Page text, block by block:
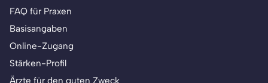
FAQ für Praxen
Basisangaben
Online-Zugang
Stärken-Profil
Ärzte für den guten Zweck